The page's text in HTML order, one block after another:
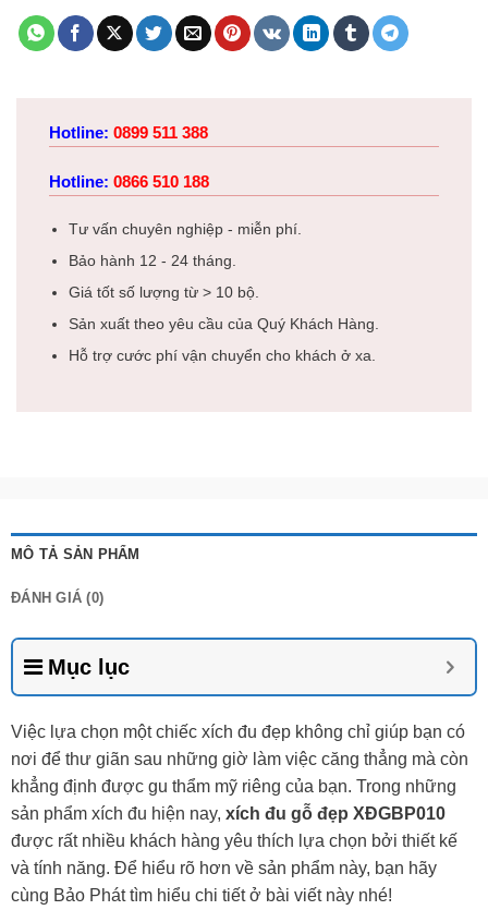
Hotline: 0899 511 388
Hotline: 0866 510 188
Tư vấn chuyên nghiệp - miễn phí.
Bảo hành 12 - 24 tháng.
Giá tốt số lượng từ > 10 bộ.
Sản xuất theo yêu cầu của Quý Khách Hàng.
Hỗ trợ cước phí vận chuyển cho khách ở xa.
MÔ TẢ SẢN PHẨM
ĐÁNH GIÁ (0)
Mục lục
Việc lựa chọn một chiếc xích đu đẹp không chỉ giúp bạn có
nơi để thư giãn sau những giờ làm việc căng thẳng mà còn
khẳng định được gu thẩm mỹ riêng của bạn. Trong những
sản phẩm xích đu hiện nay, xích đu gỗ đẹp XĐGBP010
được rất nhiều khách hàng yêu thích lựa chọn bởi thiết kế
và tính năng. Để hiểu rõ hơn về sản phẩm này, bạn hãy
cùng Bảo Phát tìm hiểu chi tiết ở bài viết này nhé!